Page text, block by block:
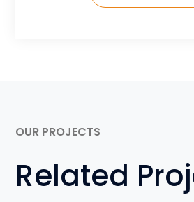
OUR PROJECTS
Related